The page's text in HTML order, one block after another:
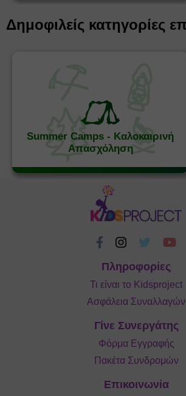
Δημοφιλείς κατηγορίες
Summer Camps - Καλοκαιρινή
Απασχόληση
Πληροφορίες
Τι είναι το Kidsproject
Ασφάλεια Συναλλαγών
Γίνε Συνεργάτης
Φόρμα Εγγραφής
Πακέτα Συνδρομών
Επικοινωνία